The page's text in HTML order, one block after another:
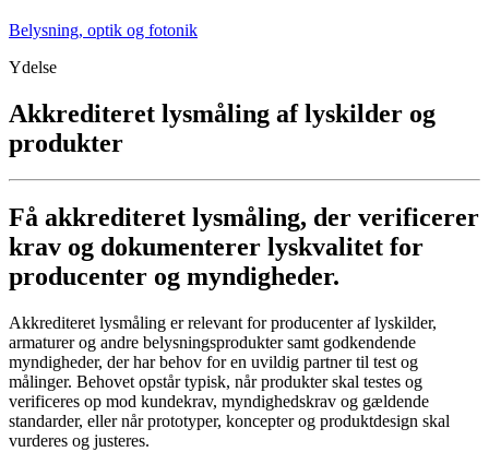
Belysning, optik og fotonik
Ydelse
Akkrediteret lysmåling af lyskilder og
produkter
Få akkrediteret lysmåling, der verificerer
krav og dokumenterer lyskvalitet for
producenter og myndigheder.
Akkrediteret lysmåling er relevant for producenter af lyskilder,
armaturer og andre belysningsprodukter samt godkendende
myndigheder, der har behov for en uvildig partner til test og
målinger. Behovet opstår typisk, når produkter skal testes og
verificeres op mod kundekrav, myndighedskrav og gældende
standarder, eller når prototyper, koncepter og produktdesign skal
vurderes og justeres.